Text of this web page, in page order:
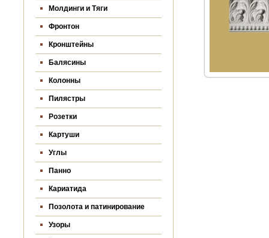
Молдинги и Тяги
Фронтон
Кронштейны
Балясины
Колонны
Пилястры
Розетки
Картуши
Углы
Панно
Кариатида
Позолота и патинирование
Узоры